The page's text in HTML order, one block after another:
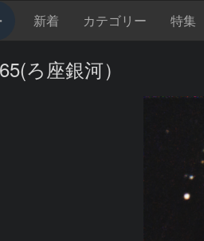
新着 カテゴリー 特集
ろ座銀河）